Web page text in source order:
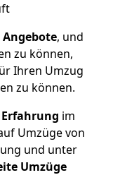
, und
zu können,
Ihren Umzug
zu können.
im
Umzüge von
und unter
Umzüge